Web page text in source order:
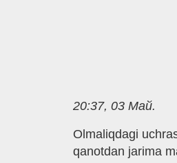
20:37, 03 Май.
Olmaliqdagi
qanotdan jarima